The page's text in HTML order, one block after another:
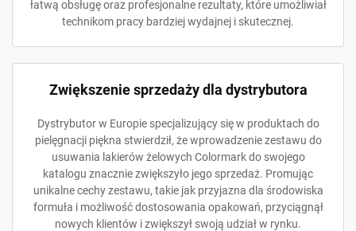
łatwą obsługę oraz profesjonalne rezultaty, które umożliwiał
technikom pracy bardziej wydajnej i skutecznej.
Zwiększenie sprzedaży dla dystrybutora
Dystrybutor w Europie specjalizujący się w produktach do
pielęgnacji piękna stwierdził, że wprowadzenie zestawu do
usuwania lakierów żelowych Colormark do swojego
katalogu znacznie zwiększyło jego sprzedaż. Promując
unikalne cechy zestawu, takie jak przyjazna dla środowiska
formuła i możliwość dostosowania opakowań, przyciągnął
nowych klientów i zwiększył swoją udział w rynku.